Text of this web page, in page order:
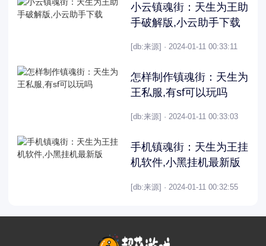
小云镇魂街：天生为王助
手破解版,小云助手下载
[db:来源] · 2024-01-11 00:33:11
怎样制作镇魂街：天生为
王私服,有sf可以玩吗
[db:来源] · 2024-01-11 00:33:03
手机镇魂街：天生为王挂
机软件,小黑挂机最新版
[db:来源] · 2024-01-11 00:32:55